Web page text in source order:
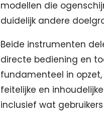
modellen die
duidelijk andere
Beide instrumenten
directe bediening en
fundamenteel in
feitelijke en
inclusief wat